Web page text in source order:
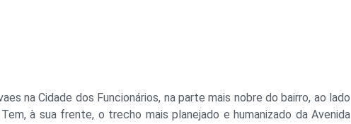
na Cidade dos Funcionários, na parte mais nobre do bairro, ao lado
à sua frente, o trecho mais planejado e humanizado da Avenida